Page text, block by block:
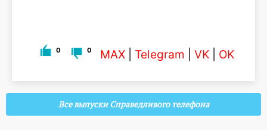
0 0 MAX Telegram VK OK
Все выпуски Справедливого телефона